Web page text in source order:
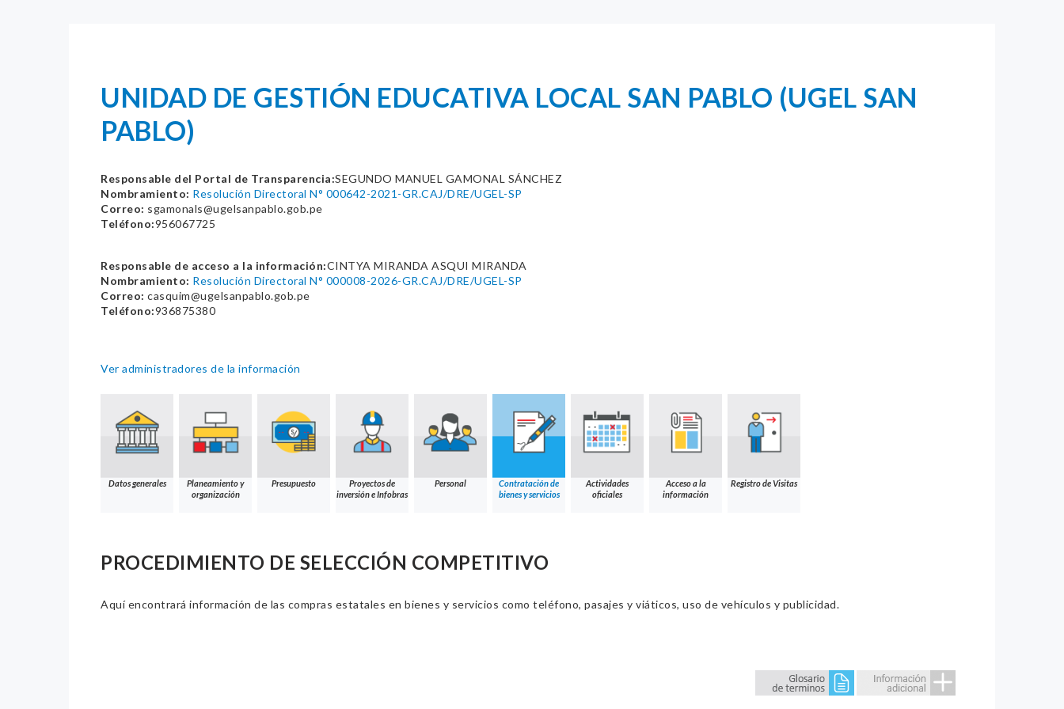
UNIDAD DE GESTIÓN EDUCATIVA LOCAL SAN PABLO (UGEL SAN
PABLO)
Responsable del Portal de Transparencia:SEGUNDO MANUEL GAMONAL SÁNCHEZ
Nombramiento: Resolución Directoral N° 000642-2021-GR.CAJ/DRE/UGEL-SP
Correo: sgamonals@ugelsanpablo.gob.pe
Teléfono:956067725
Responsable de acceso a la información:CINTYA MIRANDA ASQUI MIRANDA
Nombramiento: Resolución Directoral N° 000008-2026-GR.CAJ/DRE/UGEL-SP
Correo: casquim@ugelsanpablo.gob.pe
Teléfono:936875380
Ver administradores de la información
Datos generales
Planeamiento y
organización
Presupuesto
Proyectos de
inversión e Infobras
Personal
Contratación de
bienes y servicios
Actividades
oficiales
Acceso a la
información
Registro de Visitas
PROCEDIMIENTO DE SELECCIÓN COMPETITIVO
Aquí encontrará información de las compras estatales en bienes y servicios como teléfono, pasajes y viáticos, uso de vehículos y publicidad.